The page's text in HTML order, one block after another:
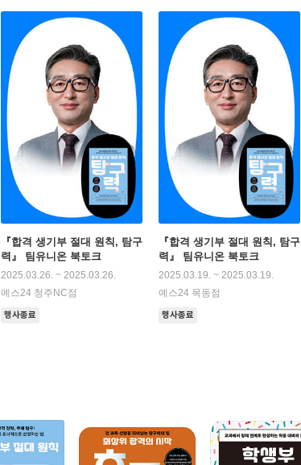
『합격 생기부 절대 원칙, 탐구
력』 팀유니온 북토크
2025.03.26. ~ 2025.03.26.
예스24 청주NC점
행사종료
『합격 생기부 절대 원칙, 탐구
력』 팀유니온 북토크
2025.03.19. ~ 2025.03.19.
예스24 목동점
행사종료